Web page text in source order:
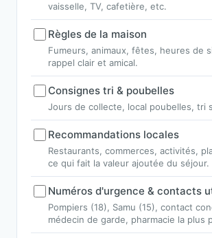
vaisselle, TV, cafetière, etc.
Règles de la maison
Fumeurs, animaux, fêtes, heures de
rappel clair et amical.
Consignes tri & poubelles
Jours de collecte, local poubelles, tri
Recommandations locales
Restaurants, commerces, activités,
ce qui fait la valeur ajoutée du séjour.
Numéros d'urgence & contacts
Pompiers (18), Samu (15), contact
médecin de garde, pharmacie la plus